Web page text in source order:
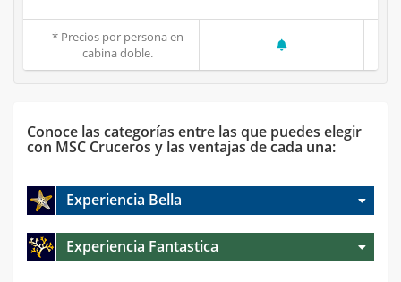
* Precios por persona en
cabina doble.
Conoce las categorías entre las que puedes elegir
con MSC Cruceros y las ventajas de cada una:
Experiencia Bella
Experiencia Fantastica